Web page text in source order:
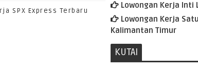
SPX Express Terbaru
Lowongan Kerja Inti
Lowongan Kerja
Kalimantan Timur
KUTAI